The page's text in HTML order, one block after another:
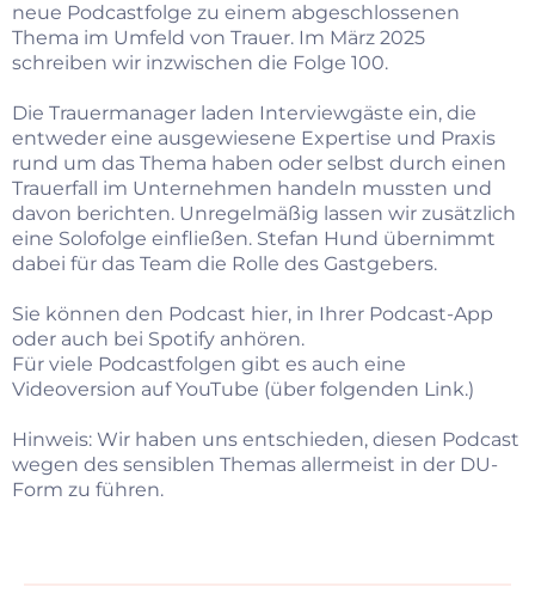
neue Podcastfolge zu einem abgeschlossenen
Thema im Umfeld von Trauer. Im März 2025
schreiben wir inzwischen die Folge 100.
Die Trauermanager laden Interviewgäste ein, die
entweder eine ausgewiesene Expertise und Praxis
rund um das Thema haben oder selbst durch einen
Trauerfall im Unternehmen handeln mussten und
davon berichten. Unregelmäßig lassen wir zusätzlich
eine Solofolge einfließen. Stefan Hund übernimmt
dabei für das Team die Rolle des Gastgebers.
Sie können den Podcast hier, in Ihrer Podcast-App
oder auch bei Spotify anhören.
Für viele Podcastfolgen gibt es auch eine
Videoversion auf YouTube (über folgenden Link.)
Hinweis: Wir haben uns entschieden, diesen Podcast
wegen des sensiblen Themas allermeist in der DU-
Form zu führen.